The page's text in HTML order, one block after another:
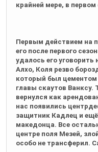
крайней мере, в первом
Первым действием на
его после первого
удалось его
Алхо, Коля резво
который был
главы скаутов Ванксу.
вернулся как
нас появились
защитник Кадлец и
македонца. Все
центре поля Мезей,
особо не трансферил.